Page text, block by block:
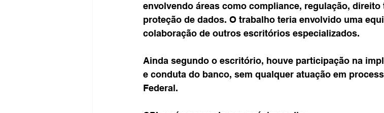
envolvendo áreas como compliance, regulação,
proteção de dados. O trabalho teria envolvido uma
colaboração de outros escritórios especializados.
Ainda segundo o escritório, houve participação na
e conduta do banco, sem qualquer atuação em
Federal.